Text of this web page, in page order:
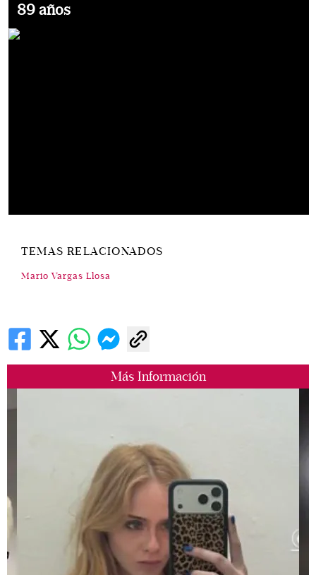
Más Información
89 años
TEMAS RELACIONADOS
Mario Vargas Llosa